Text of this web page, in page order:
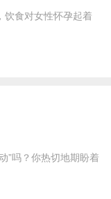
饮食对女性怀孕起着
吗？你热切地期盼着